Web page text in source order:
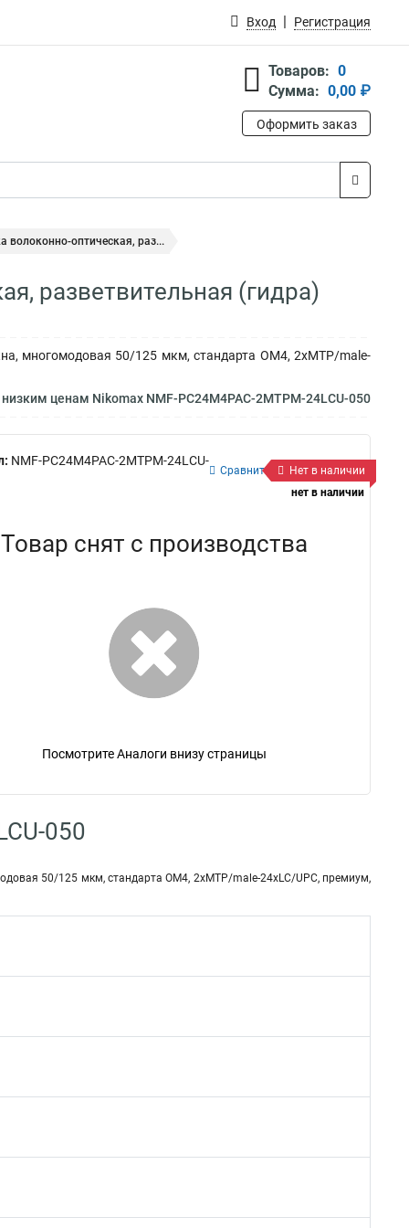
Вход Регистрация
Товаров: 0
Сумма: 0,00 ₽
Оформить заказ
волоконно-оптическая, раз...
разветвительная (гидра)
многомодовая 50/125 мкм, стандарта OM4, 2xMTP/male-
низким ценам Nikomax NMF-PC24M4PAC-2MTPM-24LCU-050
NMF-PC24M4PAC-2MTPM-24LCU-
Сравнить
Нет в наличии
нет в наличии
Товар снят с производства
Посмотрите Аналоги внизу страницы
050
50/125 мкм, стандарта OM4, 2xMTP/male-24xLC/UPC, премиум,